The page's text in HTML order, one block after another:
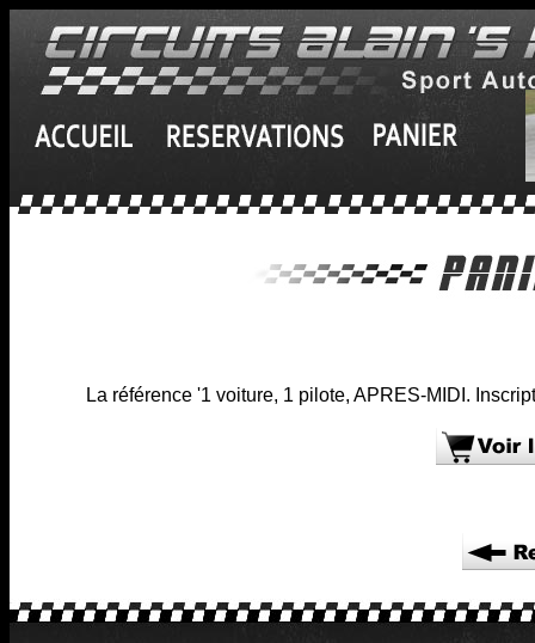
La référence '1 voiture, 1 pilote, APRES-MIDI.